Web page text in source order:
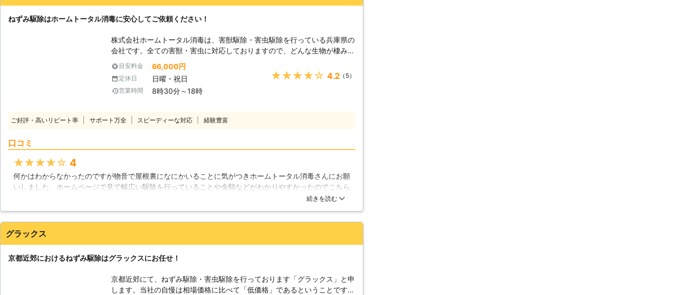
ねずみ駆除はホームトータル消毒に安心してご依頼ください！
株式会社ホームトータル消毒は、害獣駆除・害虫駆除を行っている兵庫県の
会社です。全ての害獣・害虫に対応しておりますので、どんな生物が棲みつ
いていても駆除対応が可能です。駆除にお困りの際は、是非弊社にご相談く
ださい。 【ねずみの駆除方法】 ねずみの駆除方法にはいくつかの方法があ
ります。粘着トラップや捕鼠器、殺鼠剤や忌避剤の使用など実に様々です。
弊社でしっかりと調査を行い、適切な駆除方法をご提案いたしますので、安
害などもあり、その被害内容な多岐に渡ります。被害が大きくなってしまう
前に弊社にねずみ駆除をおまかせください。 【ねずみ以外もおまかせくだ
ロアリから、人体に危害を加えられる恐れのあるハチの駆除まで、建物に潜
際は、弊社にご連絡ください。皆様がお困りの害獣・害虫の駆除を行い、安
心して過ごせる環境を守るお手伝いをいたします。
目安料金 66,000円
定休日 日曜・祝日
営業時間 8時30分～18時
★★★★★ 4.2 （5）
ご好評・高いリピート率 サポート万全 スピーディーな対応 経験豊富
口コミ
★★★★★ 4
何かはわからなかったのですが物音で屋根裏になにかいることに気がつきホームトータル消毒さんにお願
いしました。ホームページで見て幅広い駆除を行っていることや金額などがわかりやすかったのでこちら
に決めました。調査してもらったところねずみだったようでねずみ駆除をしてもらいました。だいたいの
兵庫県 加西市
続きを読む
グラックス
京都近郊におけるねずみ駆除はグラックスにお任せ！
京都近郊にて、ねずみ駆除・害虫駆除を行っております「グラックス」と申
します。当社の自慢は相場価格に比べて「低価格」であるということです。